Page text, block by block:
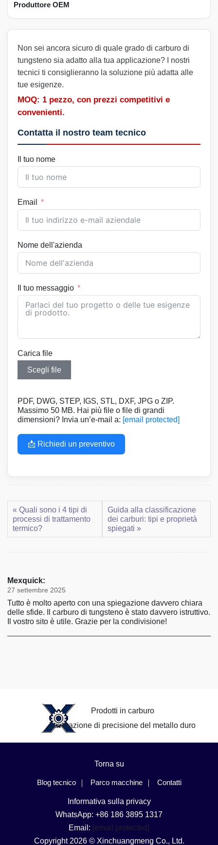
Produttore OEM
Non sei ancora sicuro di quale grado di carburo di
tungsteno sia adatto alla tua applicazione? I nostri
tecnici ti consiglieranno la soluzione più adatta alle
tue esigenze.
MOQ: 1 pezzo, con prezzi competitivi e
convenienti.
Contatta il nostro team tecnico
Il tuo nome
Email
Nome dell'azienda
Il tuo messaggio
Carica file
Scegli file
PDF, DWG, STEP, IGS, STL, DXF, JPG o ZIP.
Massimo 50 MB. Hai più file o file di grandi
dimensioni? Invia un’e-mail a: [email protected]
📩 Richiedi un preventivo
« Quali sono i 4 tipi di
processi di trattamento
termico?
Guida alla classificazione
dei carburi: tipi e proprietà
spiegati »
Mexquick:
27 settembre 2025
Tutto è molto aperto con una spiegazione davvero chiara
delle sfide. Il carburo di tungsteno è stato davvero istruttivo.
Il vostro sito è utile. Grazie per la condivisione!
Prodotti in carburo
Lavorazione di precisione del metallo duro
Torna su
Blog tecnico Parco macchine Contatti
Informativa sulla privacy
WhatsApp: +86 186 3895 1317
Email: [email protected]
Copyright 2026 © Xinchuangmeng Co., Ltd.